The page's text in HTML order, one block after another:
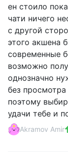
ен стоило
чати ничего
с другой
этого акшена
современные
возможно
однозначно
без
поэтому
удачи тебе и
Akramov Amir